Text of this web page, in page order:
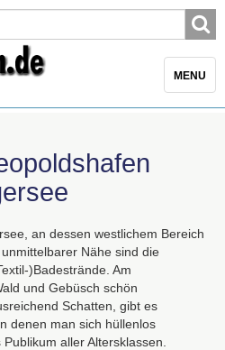
Toggle
MENU
an dessen westlichem Bereich
Nähe sind die
)Badestrände. Am
und Gebüsch schön
Schatten, gibt es
denen man sich hüllenlos
aller Altersklassen.